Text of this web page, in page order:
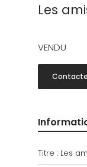
Les
VENDU
Titre : Les